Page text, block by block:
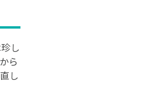
し
ら
し